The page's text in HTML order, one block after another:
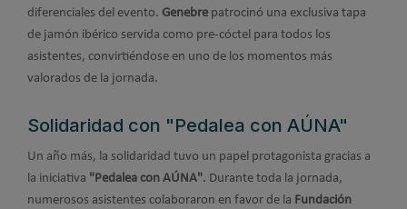
diferenciales del evento. Genebrepatrocinó una exclusiva tapa
de jamón ibérico servida como pre-cóctel para todos los
asistentes, convirtiéndose en uno de los momentos más
valorados de la jornada.
Solidaridad con "Pedalea con AÚNA"
Un año más, la solidaridad tuvo un papel protagonista gracias a
la iniciativa "Pedalea con AÚNA". Durante toda la jornada,
numerosos asistentes colaboraron en favor de la Fundación